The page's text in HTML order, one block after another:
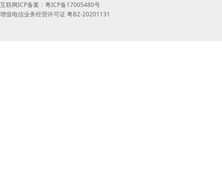
互联网ICP备案：粤ICP备17005480号
增值电信业务经营许可证 粤B2-20201131